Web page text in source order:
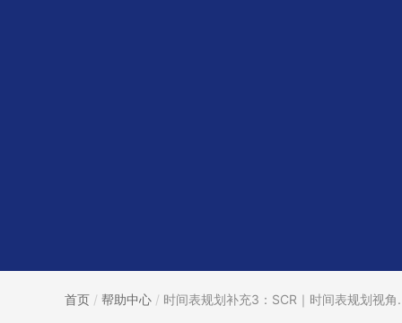
首页 / 帮助中心 / 时间表规划补充3：SCR｜时间表规划视角